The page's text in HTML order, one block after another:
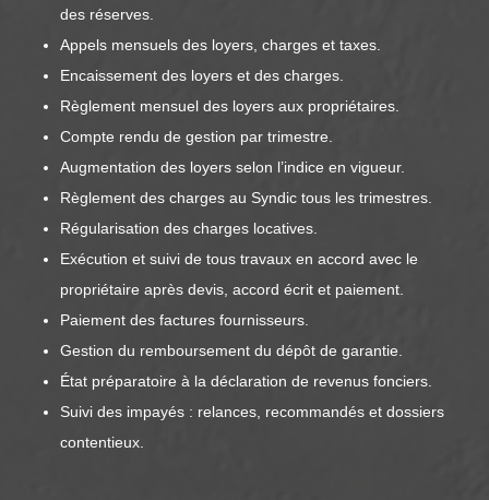
des réserves.
Appels mensuels des loyers, charges et taxes.
Encaissement des loyers et des charges.
Règlement mensuel des loyers aux propriétaires.
Compte rendu de gestion par trimestre.
Augmentation des loyers selon l’indice en vigueur.
Règlement des charges au Syndic tous les trimestres.
Régularisation des charges locatives.
Exécution et suivi de tous travaux en accord avec le
propriétaire après devis, accord écrit et paiement.
Paiement des factures fournisseurs.
Gestion du remboursement du dépôt de garantie.
État préparatoire à la déclaration de revenus fonciers.
Suivi des impayés : relances, recommandés et dossiers
contentieux.